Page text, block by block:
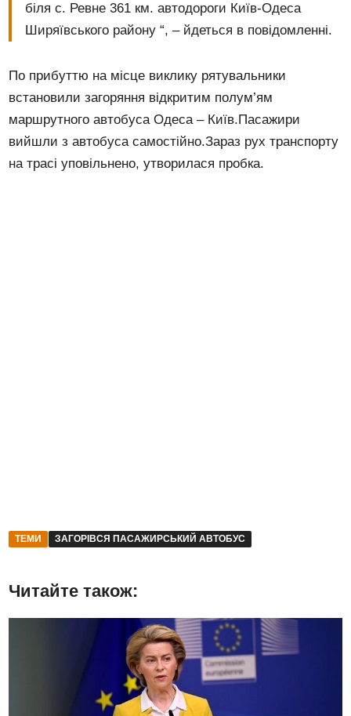
біля с. Ревне 361 км. автодороги Київ-Одеса
Ширяївського району “, – йдеться в повідомленні.
По прибуттю на місце виклику рятувальники
встановили загоряння відкритим полум’ям
маршрутного автобуса Одеса – Київ.Пасажири
вийшли з автобуса самостійно.Зараз рух транспорту
на трасі уповільнено, утворилася пробка.
ТЕМИ ЗАГОРІВСЯ ПАСАЖИРСЬКИЙ АВТОБУС
Читайте також: